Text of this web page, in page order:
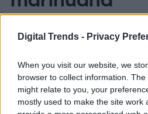
Digital Trends - Privacy
When you visit our website, we
browser to collect information.
might relate to you, your
mostly used to make the site work